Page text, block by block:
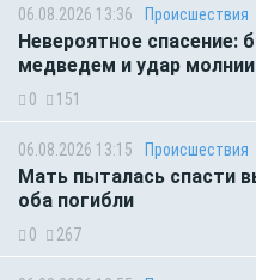
06.08.2026 13:36 Происшествия
Невероятное спасение:
медведем и удар молнии
0 151
06.08.2026 13:15 Происшествия
Мать пыталась спасти
оба погибли
0 267